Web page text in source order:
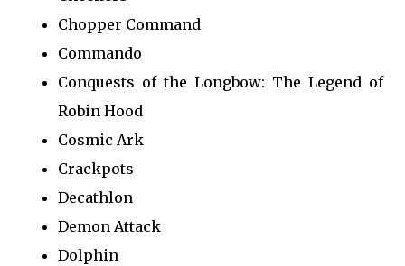
Chopper Command
Commando
Conquests of the Longbow: The Legend of
Robin Hood
Cosmic Ark
Crackpots
Decathlon
Demon Attack
Dolphin